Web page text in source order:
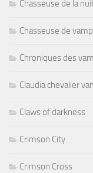
Chasseuse de la
Chasseuse de
Chroniques des
Claudia chevalier
Claws of darkness
Crimson City
Crimson Cross